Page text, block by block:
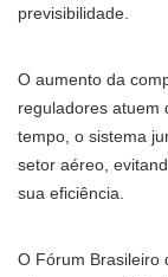
previsibilidade.
O aumento da
reguladores atuem
tempo, o sistema
setor aéreo,
sua eficiência.
O Fórum Brasileiro